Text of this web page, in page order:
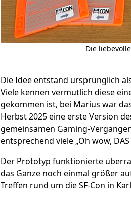
Die
Die Idee entstand ursprünglich
Viele kennen vermutlich diese
gekommen ist, bei Marius war
Herbst 2025 eine erste Version
gemeinsamen Gaming-
entsprechend viele „Oh wow,
Der Prototyp funktionierte
das Ganze noch einmal größer
Treffen rund um die SF-Con in